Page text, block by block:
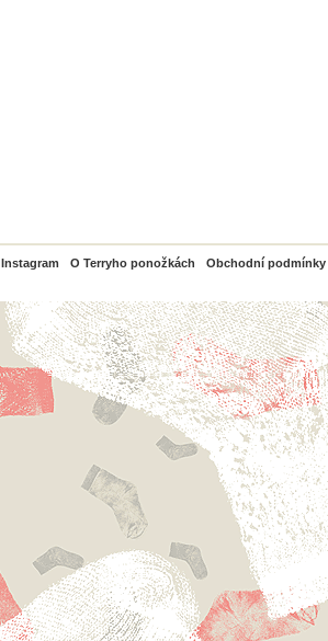
Instagram O Terryho ponožkách Obchodní podmínky
PayPal